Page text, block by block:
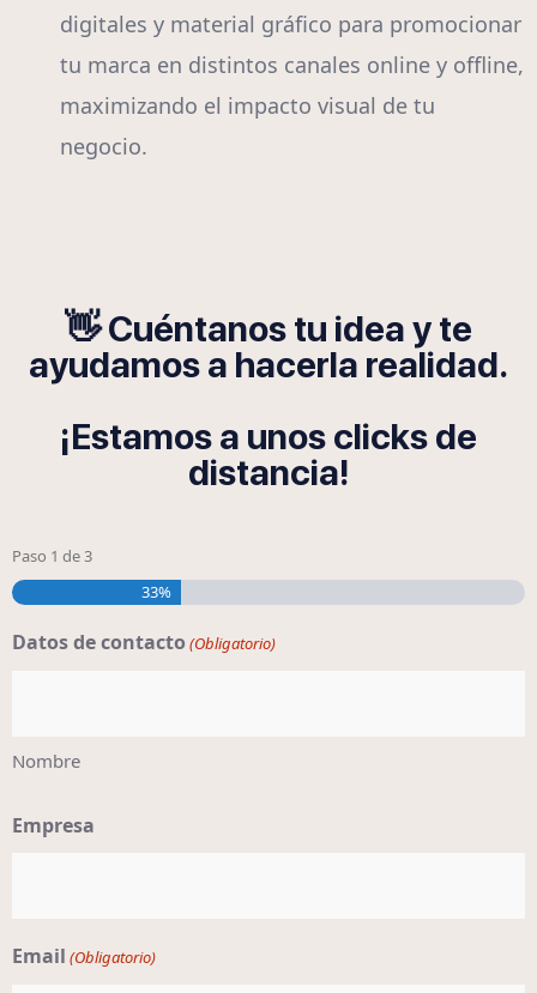
digitales y material gráfico para promocionar
tu marca en distintos canales online y offline,
maximizando el impacto visual de tu
negocio.
👋 Cuéntanos tu idea y te
ayudamos a hacerla realidad.
¡Estamos a unos clicks de
distancia!
Paso 1 de3
33%
Datos de contacto (Obligatorio)
Nombre
Empresa
Email (Obligatorio)